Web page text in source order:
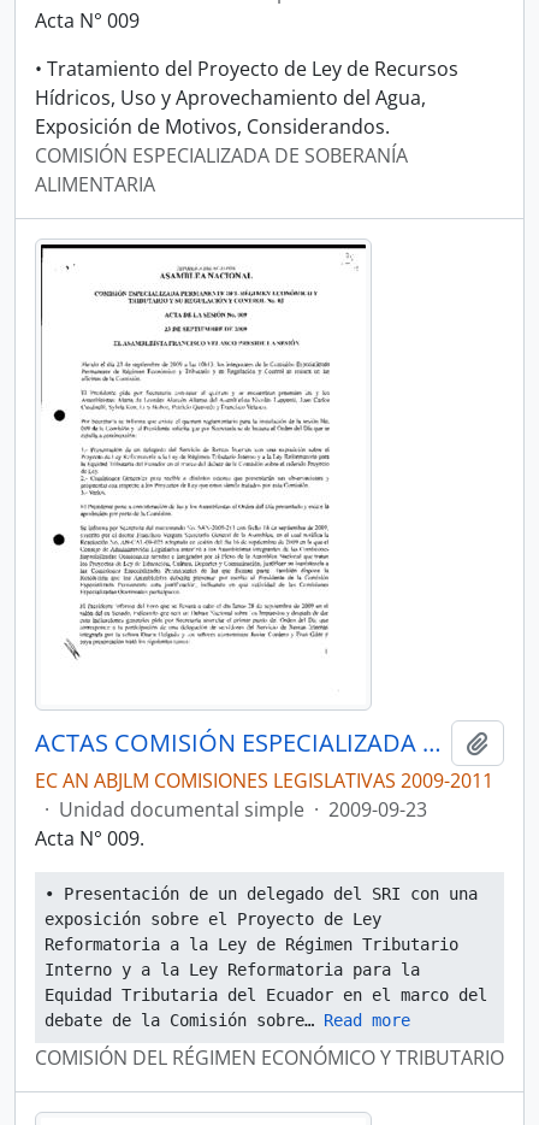
Acta N° 009
• Tratamiento del Proyecto de Ley de Recursos
Hídricos, Uso y Aprovechamiento del Agua,
Exposición de Motivos, Considerandos.
COMISIÓN ESPECIALIZADA DE SOBERANÍA
ALIMENTARIA
ACTAS COMISIÓN ESPECIALIZADA PERMANENTE DEL RÉGIMEN ECONÓMICO Y TRIBUTARIO Y SU REGULACIÓN Y CONTROL
EC AN ABJLM COMISIONES LEGISLATIVAS 2009-2011
· Unidad documental simple · 2009-09-23
Acta N° 009.
• Presentación de un delegado del SRI con una
exposición sobre el Proyecto de Ley
Reformatoria a la Ley de Régimen Tributario
Interno y a la Ley Reformatoria para la
Equidad Tributaria del Ecuador en el marco del
debate de la Comisión sobre… Read more
COMISIÓN DEL RÉGIMEN ECONÓMICO Y TRIBUTARIO